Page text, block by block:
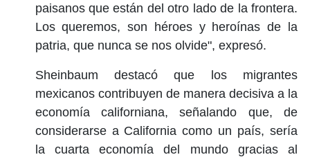
paisanos que están del otro lado de la frontera.
Los queremos, son héroes y heroínas de la
patria, que nunca se nos olvide", expresó.
Sheinbaum destacó que los migrantes
mexicanos contribuyen de manera decisiva a la
economía californiana, señalando que, de
considerarse a California como un país, sería
la cuarta economía del mundo gracias al